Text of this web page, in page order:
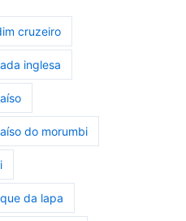
cruzeiro
inglesa
do morumbi
da lapa